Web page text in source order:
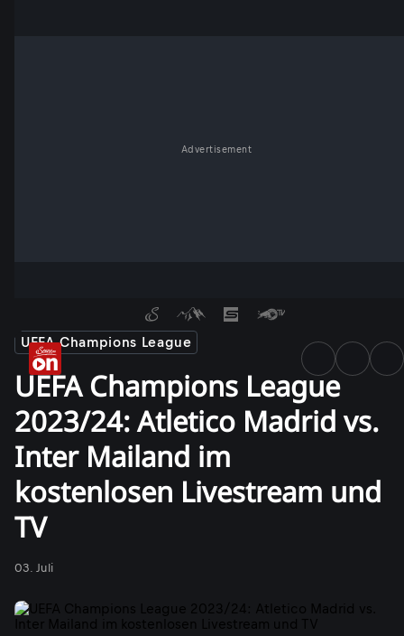
Advertisement
UEFA Champions League
UEFA Champions League
2023/24: Atletico Madrid vs.
Inter Mailand im
kostenlosen Livestream und
TV
03. Juli